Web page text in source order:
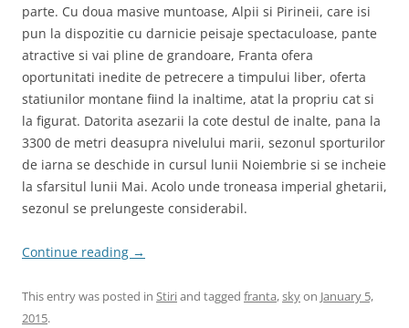
parte. Cu doua masive muntoase, Alpii si Pirineii, care isi
pun la dispozitie cu darnicie peisaje spectaculoase, pante
atractive si vai pline de grandoare, Franta ofera
oportunitati inedite de petrecere a timpului liber, oferta
statiunilor montane fiind la inaltime, atat la propriu cat si
la figurat. Datorita asezarii la cote destul de inalte, pana la
3300 de metri deasupra nivelului marii, sezonul sporturilor
de iarna se deschide in cursul lunii Noiembrie si se incheie
la sfarsitul lunii Mai. Acolo unde troneasa imperial ghetarii,
sezonul se prelungeste considerabil.
Continue reading →
This entry was posted in Stiriand tagged franta,skyon January 5,
2015.